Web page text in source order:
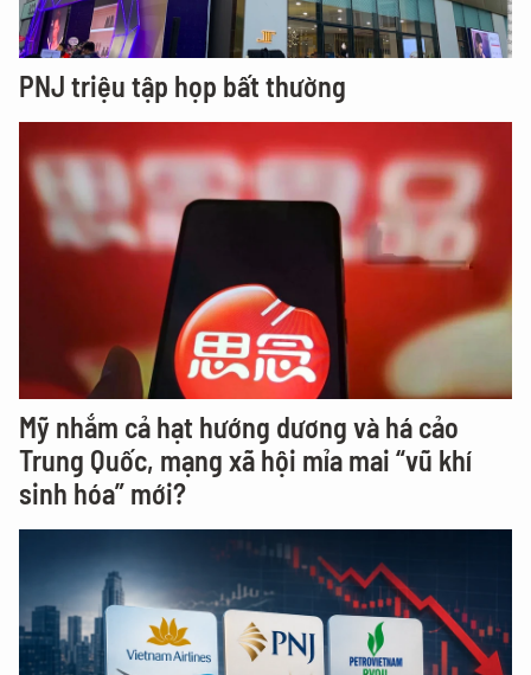
PNJ triệu tập họp bất thường
Mỹ nhắm cả hạt hướng dương và há cảo
Trung Quốc, mạng xã hội mỉa mai “vũ khí
sinh hóa” mới?